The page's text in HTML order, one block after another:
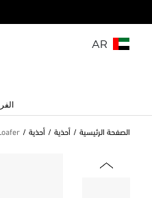
AR
الصفحة الرئيسية أحذية أحذية